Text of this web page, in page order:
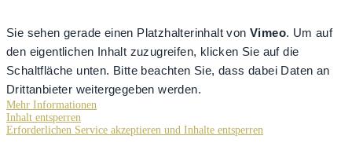
Sie sehen gerade einen Platzhalterinhalt von Vimeo. Um auf
den eigentlichen Inhalt zuzugreifen, klicken Sie auf die
Schaltfläche unten. Bitte beachten Sie, dass dabei Daten an
Drittanbieter weitergegeben werden.
Mehr Informationen
Inhalt entsperren
Erforderlichen Service akzeptieren und Inhalte entsperren